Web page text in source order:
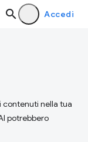
Accedi
nella tua
potrebbero